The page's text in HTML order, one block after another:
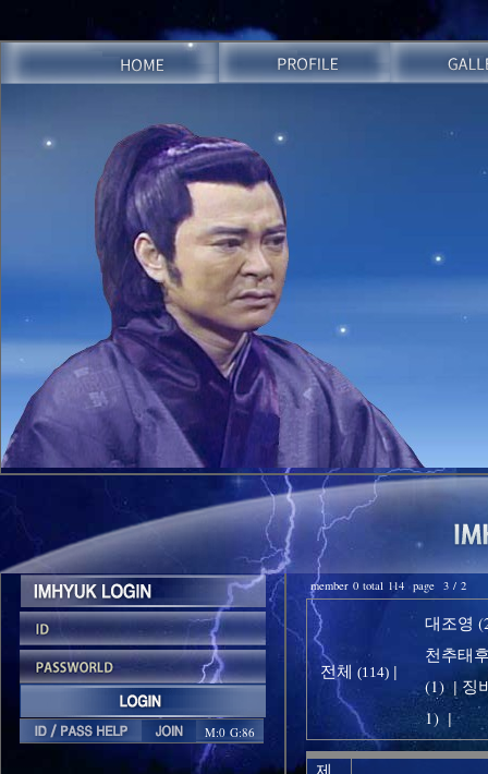
M:0 G:86
member 0 total 114 page 3 / 2
전체 (114) |
대조영
천추태
(1) | 징
1) |
제